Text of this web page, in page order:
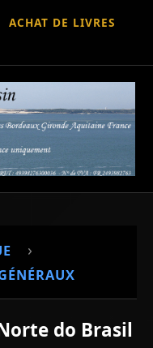
ACHAT DE LIVRES
›
do Brasil